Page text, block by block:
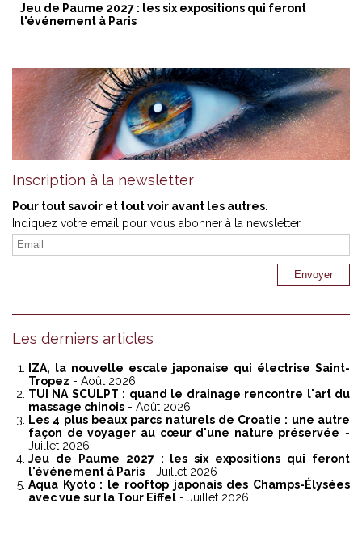
Jeu de Paume 2027 : les six expositions qui feront
l'événement à Paris
Inscription à la newsletter
Pour tout savoir et tout voir avant les autres.
Indiquez votre email pour vous abonner à la newsletter :
Les derniers articles
IZA, la nouvelle escale japonaise qui électrise Saint-
Tropez - Août 2026
TUI NA SCULPT : quand le drainage rencontre l'art du
massage chinois - Août 2026
Les 4 plus beaux parcs naturels de Croatie : une autre
façon de voyager au cœur d'une nature préservée -
Juillet 2026
Jeu de Paume 2027 : les six expositions qui feront
l'événement à Paris - Juillet 2026
Aqua Kyoto : le rooftop japonais des Champs-Élysées
avec vue sur la Tour Eiffel - Juillet 2026